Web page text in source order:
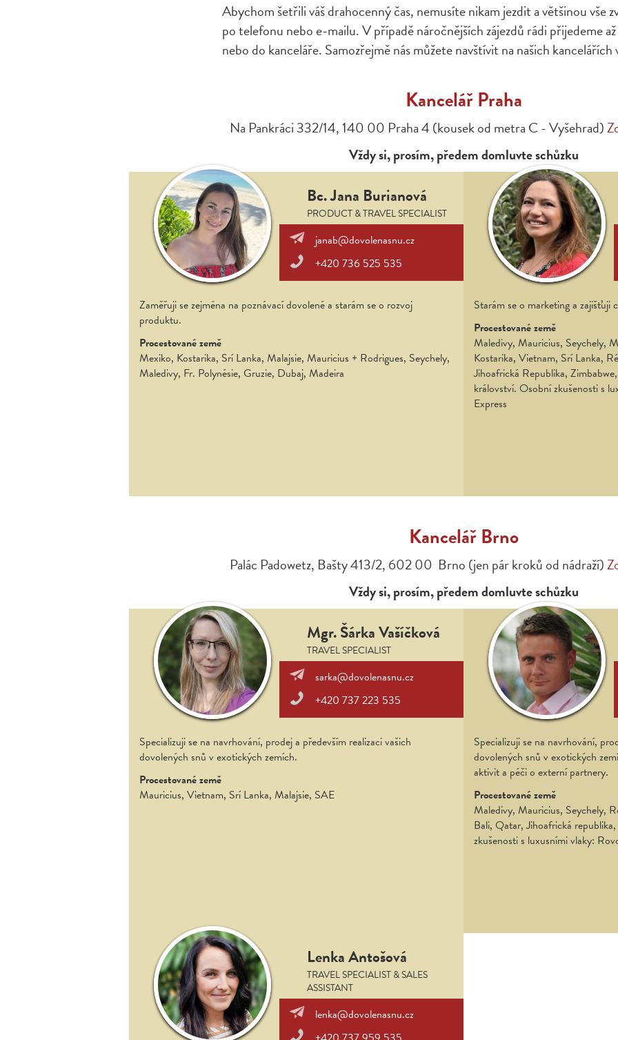
Abychom šetřili váš drahocenný čas, nemusíte nikam jezdit a většinou vše
po telefonu nebo e-mailu. V případě náročnějších zájezdů rádi přijedeme
nebo do kanceláře. Samozřejmě nás můžete navštívit na našich
Kancelář Praha
Na Pankráci 332/14, 140 00 Praha 4 (kousek od metra C - Vyšehrad)
Vždy si, prosím, předem domluvte schůzku
Bc. Jana Burianová
PRODUCT & TRAVEL SPECIALIST
janab@dovolenasnu.cz
+420 736 525 535
Zaměřuji se zejména na poznávací dovolené a starám se o rozvoj
produktu.
Procestované země
Mexiko, Kostarika, Srí Lanka, Malajsie, Mauricius + Rodrigues, Seychely,
Maledivy, Fr. Polynésie, Gruzie, Dubaj, Madeira
Starám se o marketing a zajišťuji
Procestované země
Maledivy, Mauricius, Seychely,
Kostarika, Vietnam, Srí Lanka,
Jihoafrická Republika,
království. Osobní zkušenosti s
Express
Kancelář Brno
Palác Padowetz, Bašty 413/2, 602 00 Brno (jen pár kroků od nádraží)
Vždy si, prosím, předem domluvte schůzku
Mgr. Šárka Vašíčková
TRAVEL SPECIALIST
sarka@dovolenasnu.cz
+420 737 223 535
Specializuji se na navrhování, prodej a především realizaci vašich
dovolených snů v exotických zemích.
Procestované země
Mauricius, Vietnam, Srí Lanka, Malajsie, SAE
Specializuji se na navrhování,
dovolených snů v exotických
aktivit a péči o externí partnery.
Procestované země
Maledivy, Mauricius, Seychely,
Bali, Qatar, Jihoafrická
zkušenosti s luxusními vlaky:
Lenka Antošová
TRAVEL SPECIALIST & SALES
ASSISTANT
lenka@dovolenasnu.cz